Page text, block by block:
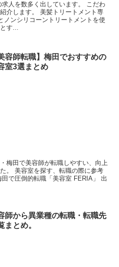
人を数多く出しています。 こだわ
介します。 美髪トリートメント専
ノンシリコーントリートメントを使
す...
容師転職】梅田でおすすめの
室3選まとめ
梅田で美容師が転職しやすい、向上
。 美容室を探す、転職の際に参考
で圧倒的転職「美容室 FERIA」 出
師から異業種の転職・転職先
まとめ。